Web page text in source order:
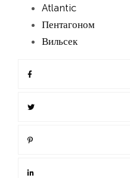
Atlantic
Пентагоном
Вильсек